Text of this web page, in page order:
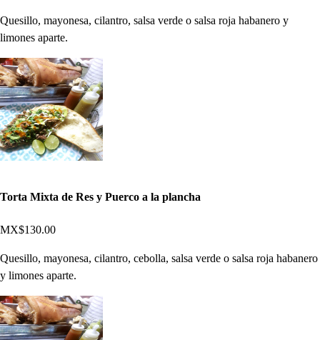
Quesillo, mayonesa, cilantro, salsa verde o salsa roja habanero y
limones aparte.
Torta Mixta de Res y Puerco a la plancha
MX$130.00
Quesillo, mayonesa, cilantro, cebolla, salsa verde o salsa roja habanero
y limones aparte.